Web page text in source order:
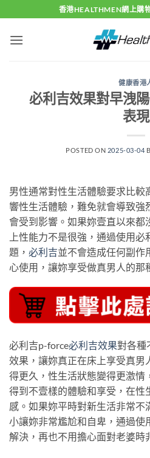
to
content
香港HEALTHMEN網上購
健康香港
必利吉效果對早洩
表現
POSTED ON 2025-03-04
男性通常對性生活體驗要求比
響性生活體驗，難免就會導致強
會受到影響。如果妳壹直以來都
上性能力不是很強，通過使用
題， 必利吉並不會造成任何副作
心使用，讓妳享受做真男人的那
必利吉p-force必利吉效果對各種
效果，讓妳真正在床上享受真男
得更久，性生活狀態變得更激情
得到不壹樣的體驗和享受，在性
感。如果妳平時對新生活非常
小讓妳非常尷尬和自卑，通過使
解決，再也不用擔心面對老婆時